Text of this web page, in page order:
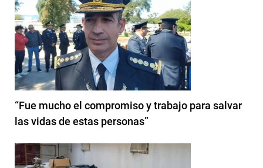
“Fue mucho el compromiso y trabajo para salvar
las vidas de estas personas”